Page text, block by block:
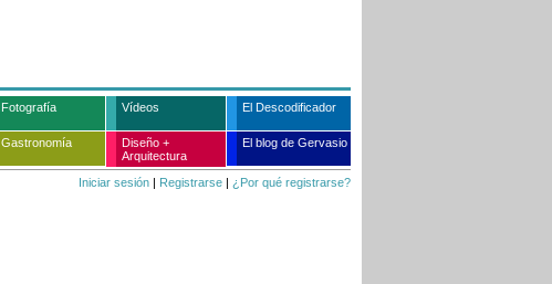
Fotografía Vídeos El Descodificador
Gastronomía
Diseño +
Arquitectura
El blog de Gervasio
Iniciar sesión | Registrarse | ¿Por qué registrarse?